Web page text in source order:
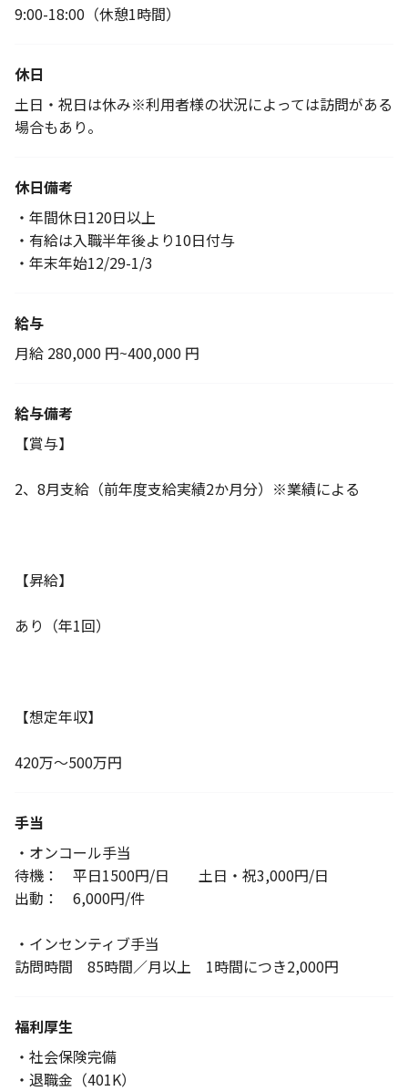
9:00-18:00（休憩1時間）
休日
土日・祝日は休み※利用者様の状況によっては訪問がある
場合もあり。
休日備考
・年間休日120日以上
・有給は入職半年後より10日付与
・年末年始12/29-1/3
給与
月給 280,000 円~400,000 円
給与備考
【賞与】
2、8月支給（前年度支給実績2か月分）※業績による
【昇給】
あり（年1回）
【想定年収】
420万～500万円
手当
・オンコール手当
待機： 平日1500円/日 土日・祝3,000円/日
出動： 6,000円/件
・インセンティブ手当
訪問時間 85時間／月以上 1時間につき2,000円
福利厚生
・社会保険完備
・退職金（401K）